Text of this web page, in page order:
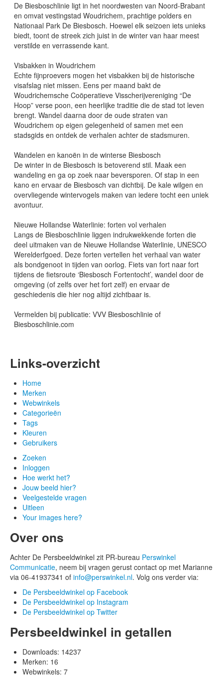
De Biesboschlinie ligt in het noordwesten van Noord-Brabant
en omvat vestingstad Woudrichem, prachtige polders en
Nationaal Park De Biesbosch. Hoewel elk seizoen iets unieks
biedt, toont de streek zich juist in de winter van haar meest
verstilde en verrassende kant.
Visbakken in Woudrichem
Echte fijnproevers mogen het visbakken bij de historische
visafslag niet missen. Eens per maand bakt de
Woudrichemsche Coöperatieve Visscherijvereniging “De
Hoop” verse poon, een heerlijke traditie die de stad tot leven
brengt. Wandel daarna door de oude straten van
Woudrichem op eigen gelegenheid of samen met een
stadsgids en ontdek de verhalen achter de stadsmuren.
Wandelen en kanoën in de winterse Biesbosch
De winter in de Biesbosch is betoverend stil. Maak een
wandeling en ga op zoek naar beversporen. Of stap in een
kano en ervaar de Biesbosch van dichtbij. De kale wilgen en
overvliegende wintervogels maken van iedere tocht een uniek
avontuur.
Nieuwe Hollandse Waterlinie: forten vol verhalen
Langs de Biesboschlinie liggen indrukwekkende forten die
deel uitmaken van de Nieuwe Hollandse Waterlinie, UNESCO
Werelderfgoed. Deze forten vertellen het verhaal van water
als bondgenoot in tijden van oorlog. Fiets van fort naar fort
tijdens de fietsroute ‘Biesbosch Fortentocht’, wandel door de
omgeving (of zelfs over het fort zelf) en ervaar de
geschiedenis die hier nog altijd zichtbaar is.
Vermelden bij publicatie: VVV Biesboschlinie of
Biesboschlinie.com
Links-overzicht
Home
Merken
Webwinkels
Categorieën
Tags
Kleuren
Gebruikers
Zoeken
Inloggen
Hoe werkt het?
Jouw beeld hier?
Veelgestelde vragen
Uitleen
Your images here?
Over ons
Achter De Persbeeldwinkel zit PR-bureau Perswinkel
Communicatie, neem bij vragen gerust contact op met Marianne
via 06-41937341 of info@perswinkel.nl. Volg ons verder via:
De Persbeeldwinkel op Facebook
De Persbeeldwinkel op Instagram
De Persbeeldwinkel op Twitter
Persbeeldwinkel in getallen
Downloads: 14237
Merken: 16
Webwinkels: 7